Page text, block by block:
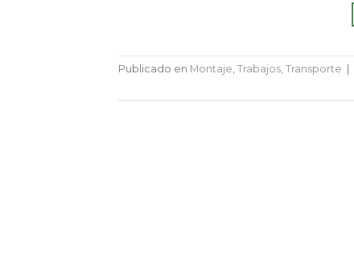
Publicado en Montaje, Trabajos, Transporte